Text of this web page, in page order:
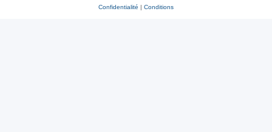
Confidentialité | Conditions